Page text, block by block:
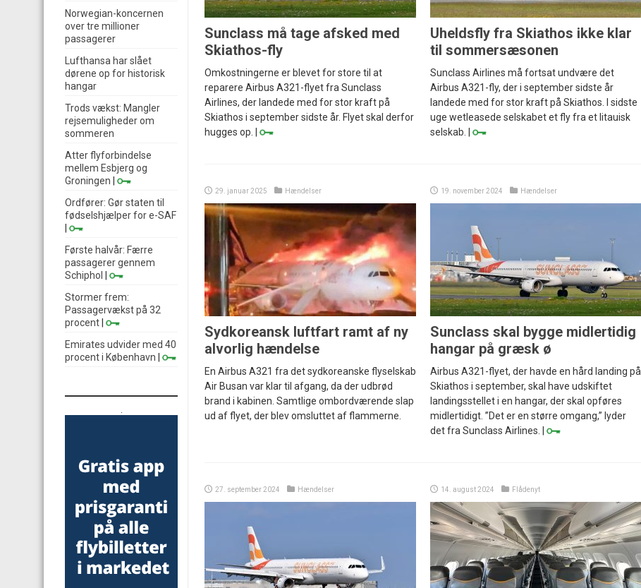
Sunclass må tage afsked med
Skiathos-fly
Omkostningerne er blevet for store til at
reparere Airbus A321-flyet fra Sunclass
Airlines, der landede med for stor kraft på
Skiathos i september sidste år. Flyet skal derfor
hugges op. |
Uheldsfly fra Skiathos ikke klar
til sommersæsonen
Sunclass Airlines må fortsat undvære det
Airbus A321-fly, der i september sidste år
landede med for stor kraft på Skiathos. I sidste
uge wetleasede selskabet et fly fra et litauisk
selskab. |
29. januar 2025 Hændelser
Sydkoreansk luftfart ramt af ny
alvorlig hændelse
En Airbus A321 fra det sydkoreanske flyselskab
Air Busan var klar til afgang, da der udbrød
brand i kabinen. Samtlige ombordværende slap
ud af flyet, der blev omsluttet af flammerne.
19. november 2024 Hændelser
Sunclass skal bygge midlertidig
hangar på græsk ø
Airbus A321-flyet, der havde en hård landing på
Skiathos i september, skal have udskiftet
landingsstellet i en hangar, der skal opføres
midlertidigt. ”Det er en større omgang,” lyder
det fra Sunclass Airlines. |
27. september 2024 Hændelser 14. august 2024 Flådenyt
Norwegian-koncernen
over tre millioner
passagerer
Lufthansa har slået
dørene op for historisk
hangar
Trods vækst: Mangler
rejsemuligheder om
sommeren
Atter flyforbindelse
mellem Esbjerg og
Groningen
Ordfører: Gør staten til
fødselshjælper for e-SAF
Første halvår: Færre
passagerer gennem
Schiphol
Stormer frem:
Passagervækst på 32
procent
Emirates udvider med 40
procent i København